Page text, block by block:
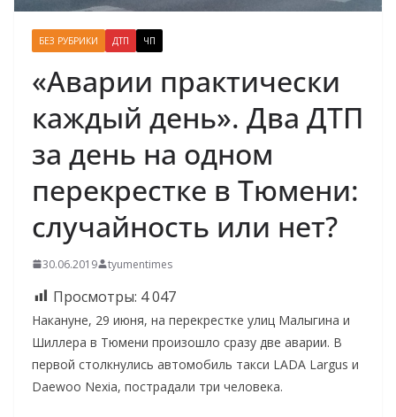
БЕЗ РУБРИКИ ДТП ЧП
«Аварии практически
каждый день». Два ДТП
за день на одном
перекрестке в Тюмени:
случайность или нет?
30.06.2019 tyumentimes
Просмотры: 4 047
Накануне, 29 июня, на перекрестке улиц Малыгина и
Шиллера в Тюмени произошло сразу две аварии. В
первой столкнулись автомобиль такси LADA Largus и
Daewoo Nexia, пострадали три человека.